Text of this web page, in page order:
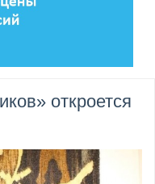
откроется